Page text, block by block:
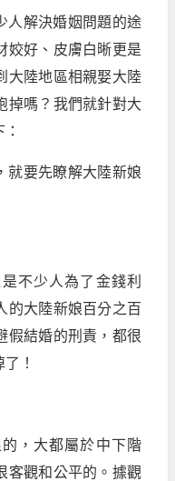
人解決婚姻問題的途
姣好、皮膚白晰更是
大陸地區相親娶大陸
掉嗎？我們就針對大
就要先瞭解大陸新娘
不少人為了金錢利
的大陸新娘百分之百
假結婚的刑責，都很
！
的，大都屬於中下階
客觀和公平的。據觀